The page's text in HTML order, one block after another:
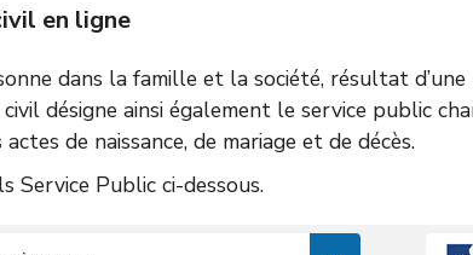
en ligne
dans la famille et la société, résultat
désigne ainsi également le service public
de naissance, de mariage et de décès.
Service Public ci-dessous.